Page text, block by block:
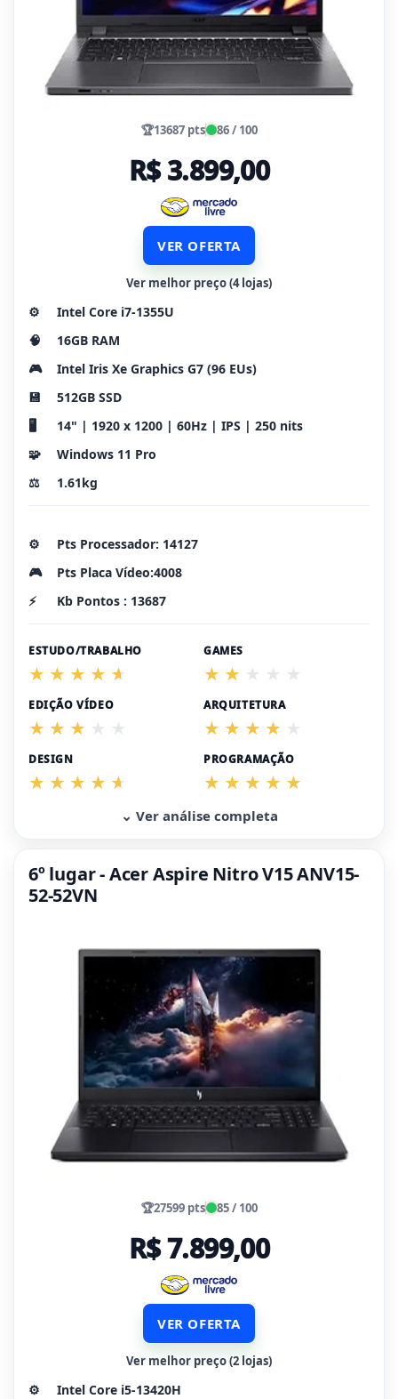
🏆13687 pts 86 / 100
R$ 3.899,00
VER OFERTA
Ver melhor preço (4 lojas)
⚙️
Intel Core i7-1355U
🧠
16GB RAM
🎮
Intel Iris Xe Graphics G7 (96 EUs)
💾
512GB SSD
🖥️
14" | 1920 x 1200 | 60Hz | IPS | 250 nits
🧩
Windows 11 Pro
⚖️
1.61kg
⚙️
Pts Processador: 14127
🎮
Pts Placa Vídeo:4008
⚡
Kb Pontos : 13687
ESTUDO/TRABALHO GAMES
EDIÇÃO VÍDEO ARQUITETURA
DESIGN PROGRAMAÇÃO
⌄ Ver análise completa
6º lugar - Acer Aspire Nitro V15 ANV15-
52-52VN
🏆27599 pts 85 / 100
R$ 7.899,00
VER OFERTA
Ver melhor preço (2 lojas)
⚙️
Intel Core i5-13420H